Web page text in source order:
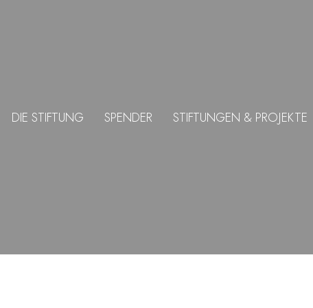
DIE STIFTUNG SPENDER STIFTUNGEN & PROJEKTE